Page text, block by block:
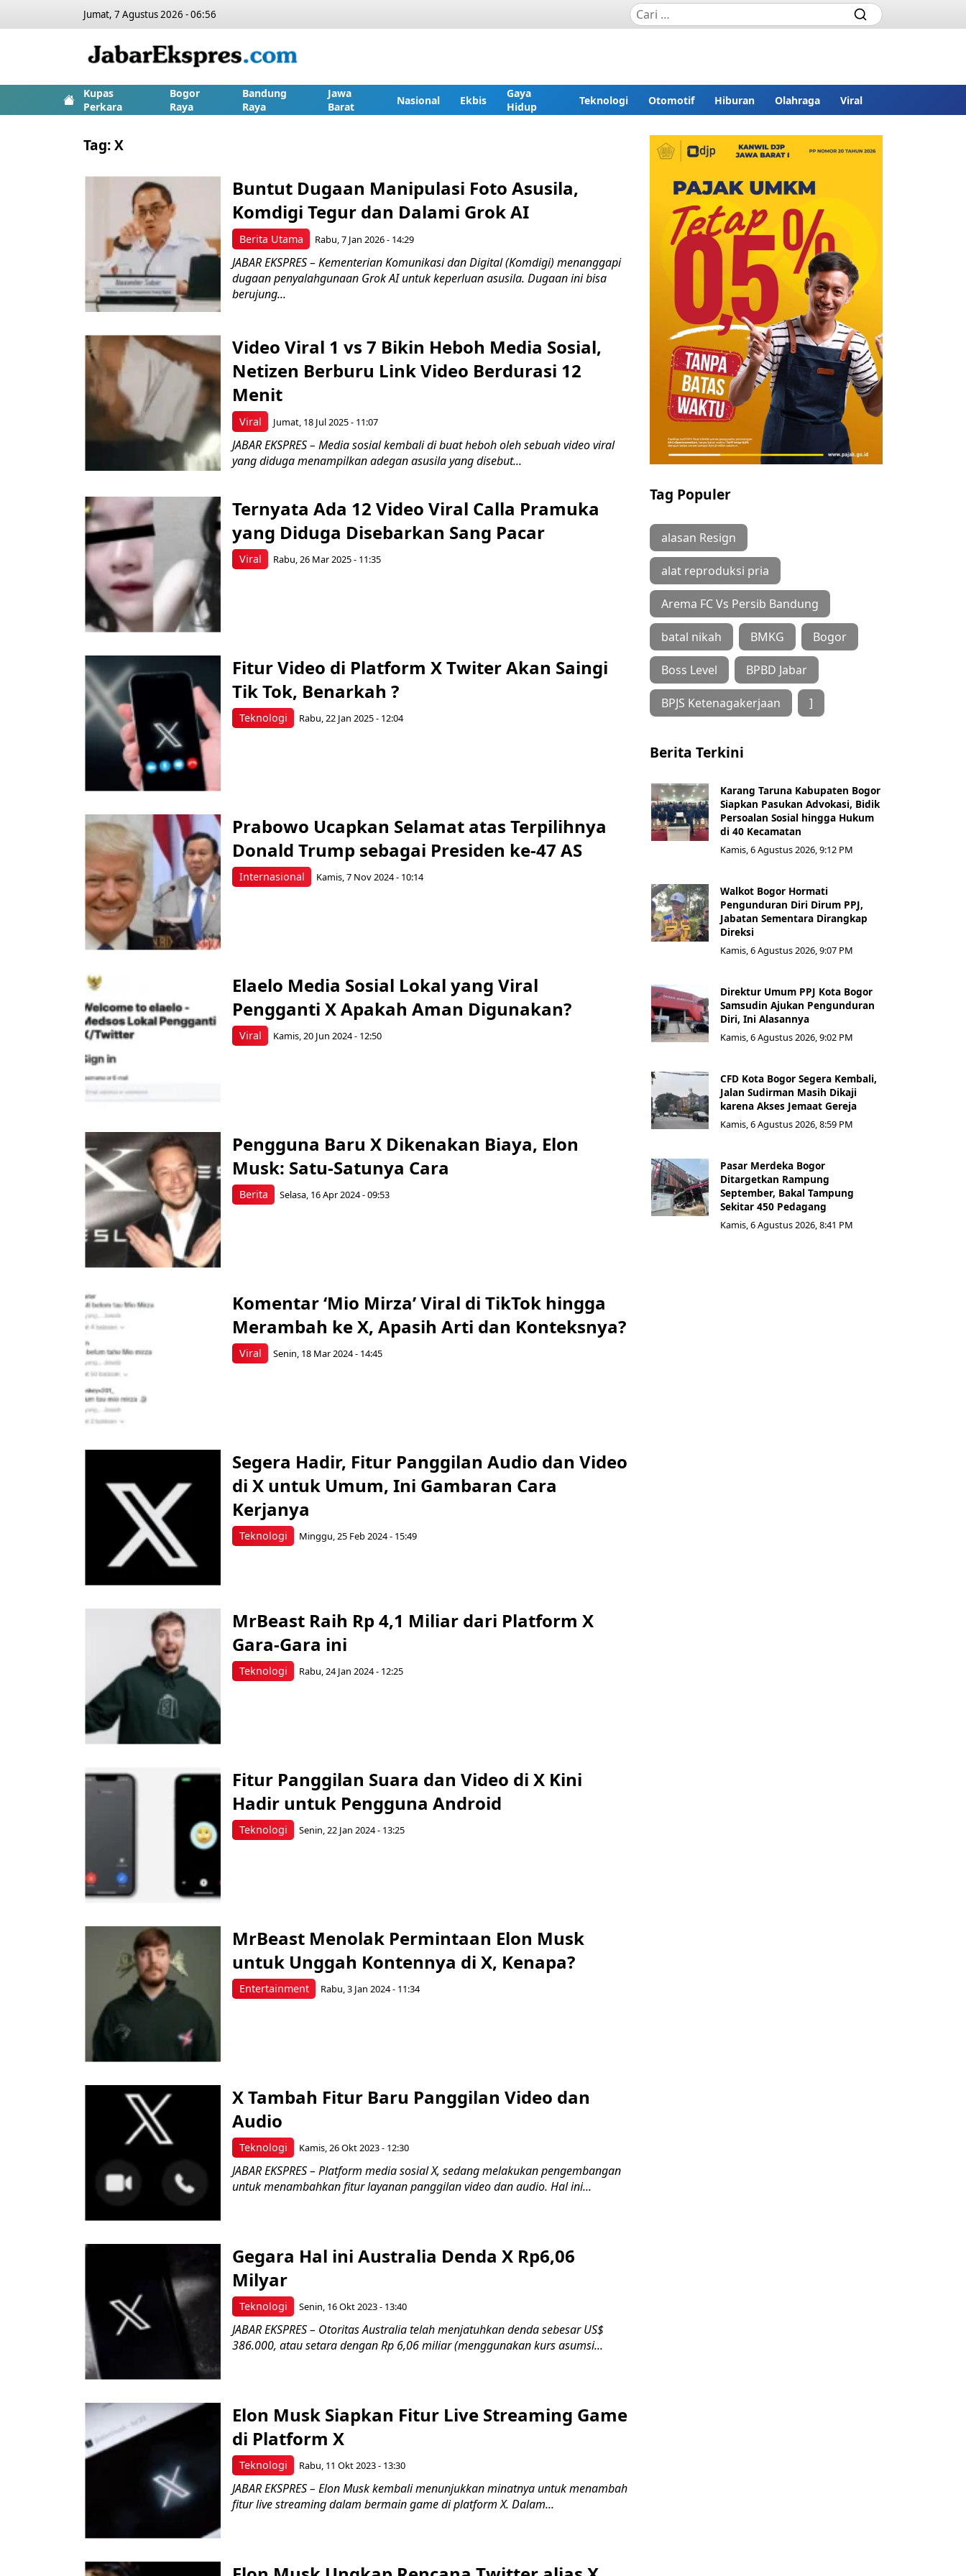
Jumat, 7 Agustus 2026 - 06:56
Kupas
Perkara
Bogor
Raya
Bandung
Raya
Jawa
Barat
Nasional Ekbis
Gaya
Hidup
Teknologi Otomotif Hiburan Olahraga Viral
Tag:X
Berita Utama
Buntut Dugaan Manipulasi Foto Asusila,
Komdigi Tegur dan Dalami Grok AI
Rabu, 7 Jan 2026 - 14:29
JABAR EKSPRES – Kementerian Komunikasi dan Digital (Komdigi) menanggapi
dugaan penyalahgunaan Grok AI untuk keperluan asusila. Dugaan ini bisa
berujung...
Viral
Video Viral 1 vs 7 Bikin Heboh Media Sosial,
Netizen Berburu Link Video Berdurasi 12
Menit
Jumat, 18 Jul 2025 - 11:07
JABAR EKSPRES – Media sosial kembali di buat heboh oleh sebuah video viral
yang diduga menampilkan adegan asusila yang disebut...
Viral
Ternyata Ada 12 Video Viral Calla Pramuka
yang Diduga Disebarkan Sang Pacar
Rabu, 26 Mar 2025 - 11:35
Teknologi
Fitur Video di Platform X Twiter Akan Saingi
Tik Tok, Benarkah ?
Rabu, 22 Jan 2025 - 12:04
Internasional
Prabowo Ucapkan Selamat atas Terpilihnya
Donald Trump sebagai Presiden ke-47 AS
Kamis, 7 Nov 2024 - 10:14
Viral
Elaelo Media Sosial Lokal yang Viral
Pengganti X Apakah Aman Digunakan?
Kamis, 20 Jun 2024 - 12:50
Berita
Pengguna Baru X Dikenakan Biaya, Elon
Musk: Satu-Satunya Cara
Selasa, 16 Apr 2024 - 09:53
Viral
Komentar ‘Mio Mirza’ Viral di TikTok hingga
Merambah ke X, Apasih Arti dan Konteksnya?
Senin, 18 Mar 2024 - 14:45
Teknologi
Segera Hadir, Fitur Panggilan Audio dan Video
di X untuk Umum, Ini Gambaran Cara
Kerjanya
Minggu, 25 Feb 2024 - 15:49
Teknologi
MrBeast Raih Rp 4,1 Miliar dari Platform X
Gara-Gara ini
Rabu, 24 Jan 2024 - 12:25
Teknologi
Fitur Panggilan Suara dan Video di X Kini
Hadir untuk Pengguna Android
Senin, 22 Jan 2024 - 13:25
Entertainment
MrBeast Menolak Permintaan Elon Musk
untuk Unggah Kontennya di X, Kenapa?
Rabu, 3 Jan 2024 - 11:34
Teknologi
X Tambah Fitur Baru Panggilan Video dan
Audio
Kamis, 26 Okt 2023 - 12:30
JABAR EKSPRES – Platform media sosial X, sedang melakukan pengembangan
untuk menambahkan fitur layanan panggilan video dan audio. Hal ini...
Teknologi
Gegara Hal ini Australia Denda X Rp6,06
Milyar
Senin, 16 Okt 2023 - 13:40
JABAR EKSPRES – Otoritas Australia telah menjatuhkan denda sebesar US$
386.000, atau setara dengan Rp 6,06 miliar (menggunakan kurs asumsi...
Teknologi
Elon Musk Siapkan Fitur Live Streaming Game
di Platform X
Rabu, 11 Okt 2023 - 13:30
JABAR EKSPRES – Elon Musk kembali menunjukkan minatnya untuk menambah
fitur live streaming dalam bermain game di platform X. Dalam...
Tag Populer
alasan Resign
alat reproduksi pria
Arema FC Vs Persib Bandung
batal nikah BMKG Bogor
Boss Level BPBD Jabar
BPJS Ketenagakerjaan ]
Berita Terkini
Karang Taruna Kabupaten Bogor
Siapkan Pasukan Advokasi, Bidik
Persoalan Sosial hingga Hukum
di 40 Kecamatan
Kamis, 6 Agustus 2026, 9:12 PM
Walkot Bogor Hormati
Pengunduran Diri Dirum PPJ,
Jabatan Sementara Dirangkap
Direksi
Kamis, 6 Agustus 2026, 9:07 PM
Direktur Umum PPJ Kota Bogor
Samsudin Ajukan Pengunduran
Diri, Ini Alasannya
Kamis, 6 Agustus 2026, 9:02 PM
CFD Kota Bogor Segera Kembali,
Jalan Sudirman Masih Dikaji
karena Akses Jemaat Gereja
Kamis, 6 Agustus 2026, 8:59 PM
Pasar Merdeka Bogor
Ditargetkan Rampung
September, Bakal Tampung
Sekitar 450 Pedagang
Kamis, 6 Agustus 2026, 8:41 PM